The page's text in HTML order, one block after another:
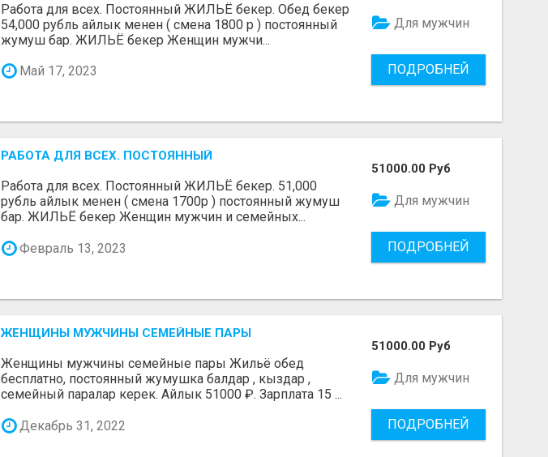
Работа для всех. Постоянный ЖИЛЬЁ бекер. Обед бекер
54,000 рубль айлык менен ( смена 1800 р ) постоянный
жумуш бар. ЖИЛЬЁ бекер Женщин мужчи...
Май 17, 2023
Для мужчин
ПОДРОБНЕЙ
РАБОТА ДЛЯ ВСЕХ. ПОСТОЯННЫЙ
Работа для всех. Постоянный ЖИЛЬЁ бекер. 51,000
рубль айлык менен ( смена 1700р ) постоянный жумуш
бар. ЖИЛЬЁ бекер Женщин мужчин и семейных...
Февраль 13, 2023
51000.00 Руб
Для мужчин
ПОДРОБНЕЙ
ЖЕНЩИНЫ МУЖЧИНЫ СЕМЕЙНЫЕ ПАРЫ
Женщины мужчины семейные пары Жильё обед
бесплатно, постоянный жумушка балдар , кыздар ,
семейный паралар керек. Айлык 51000 ₽. Зарплата 15 ...
Декабрь 31, 2022
51000.00 Руб
Для мужчин
ПОДРОБНЕЙ